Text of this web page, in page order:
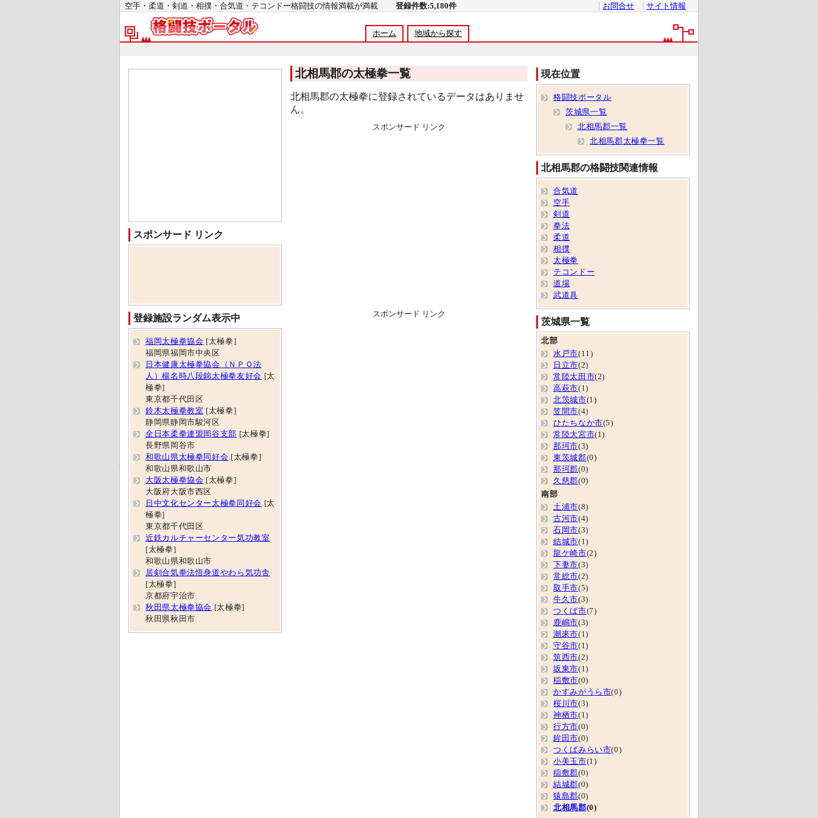
空手・柔道・剣道・相撲・合気道・テコンドー格闘技の情報満載が満載 登録件数:5,180件 お問合せ サイト情報
ホーム 地域から探す
北相馬郡の太極拳一覧
北相馬郡の太極拳に登録されているデータはありませ
ん。
スポンサード リンク
スポンサード リンク
スポンサード リンク
登録施設ランダム表示中
福岡太極拳協会 [太極拳]
福岡県福岡市中央区
日本健康太極拳協会（ＮＰＯ法
人）楊名時八段錦太極拳友好会 [太
極拳]
東京都千代田区
鈴木太極拳教室 [太極拳]
静岡県静岡市駿河区
全日本柔拳連盟岡谷支部 [太極拳]
長野県岡谷市
和歌山県太極拳同好会 [太極拳]
和歌山県和歌山市
大阪太極拳協会 [太極拳]
大阪府大阪市西区
日中文化センター太極拳同好会 [太
極拳]
東京都千代田区
近鉄カルチャーセンター気功教室
[太極拳]
和歌山県和歌山市
居剣合気拳法悟身道やわら気功舎
[太極拳]
京都府宇治市
秋田県太極拳協会 [太極拳]
秋田県秋田市
現在位置
格闘技ポータル
茨城県一覧
北相馬郡一覧
北相馬郡太極拳一覧
北相馬郡の格闘技関連情報
合気道
空手
剣道
拳法
柔道
相撲
太極拳
テコンドー
道場
武道具
茨城県一覧
北部
水戸市(11)
日立市(2)
常陸太田市(2)
高萩市(1)
北茨城市(1)
笠間市(4)
ひたちなか市(5)
常陸大宮市(1)
那珂市(3)
東茨城郡(0)
那珂郡(0)
久慈郡(0)
南部
土浦市(8)
古河市(4)
石岡市(3)
結城市(1)
龍ケ崎市(2)
下妻市(3)
常総市(2)
取手市(5)
牛久市(3)
つくば市(7)
鹿嶋市(3)
潮来市(1)
守谷市(1)
筑西市(2)
坂東市(1)
稲敷市(0)
かすみがうら市(0)
桜川市(3)
神栖市(1)
行方市(0)
鉾田市(0)
つくばみらい市(0)
小美玉市(1)
稲敷郡(0)
結城郡(0)
猿島郡(0)
北相馬郡(0)